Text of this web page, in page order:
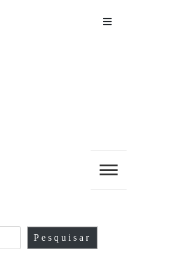
Pesquisar